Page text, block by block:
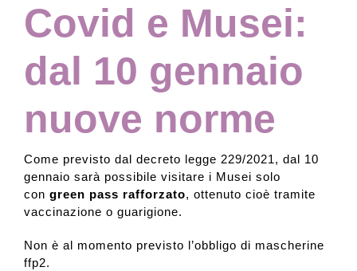
Collezione
Contatti e biglietti
Covid e Musei:
dal 10 gennaio
nuove norme
Come previsto dal decreto legge 229/2021, dal 10
gennaio sarà possibile visitare i Musei solo
con green pass rafforzato, ottenuto cioè tramite
vaccinazione o guarigione.
Non è al momento previsto l’obbligo di mascherine
ffp2.